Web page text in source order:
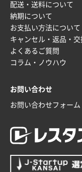
短納期対応が
富山県O社様
uni ジェット
2025年12月09日
安い、早い
埼玉県G社様
ラミネート紙
値段が安かっ
兵庫県のお客
スタンダード
配送・送料について
納期について
お支払い方法について
キャンセル・返品・
よくあるご質問
コラム・ノウハウ
お問い合わせ
お問い合わせフォーム